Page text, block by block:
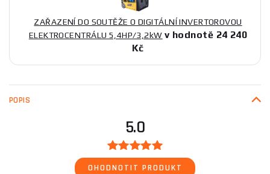
ZAŘAZENÍ DO SOUTĚŽE O DIGITÁLNÍ INVERTOROVOU
ELEKTROCENTRÁLU 5,4HP/3,2kW v hodnotě 24 240
Kč
POPIS
5.0
OHODNOTIT PRODUKT